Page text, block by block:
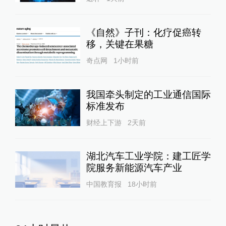
《自然》子刊：化疗促癌转
移，关键在果糖
奇点网 1小时前
我国牵头制定的工业通信国际
标准发布
财经上下游 2天前
湖北汽车工业学院：建工匠学
院服务新能源汽车产业
中国教育报 18小时前